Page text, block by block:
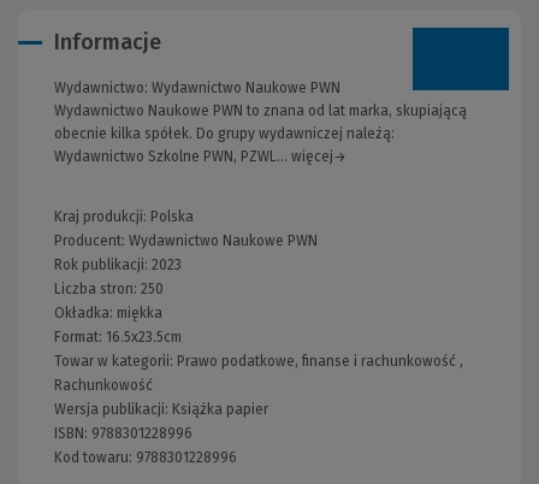
Informacje
Wydawnictwo: Wydawnictwo Naukowe PWN
Wydawnictwo Naukowe PWN to znana od lat marka, skupiającą
obecnie kilka spółek. Do grupy wydawniczej należą:
Wydawnictwo Szkolne PWN, PZWL... więcej→
Kraj produkcji: Polska
Producent: Wydawnictwo Naukowe PWN
Rok publikacji: 2023
Liczba stron: 250
Okładka: miękka
Format: 16.5x23.5cm
Towar w kategorii: Prawo podatkowe, finanse i rachunkowość ,
Rachunkowość
Wersja publikacji: Książka papier
ISBN: 9788301228996
Kod towaru: 9788301228996